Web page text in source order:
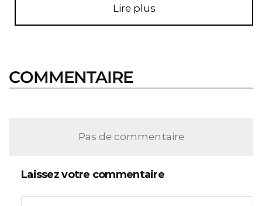
Lire plus
COMMENTAIRE
Pas de commentaire
Laissez votre commentaire